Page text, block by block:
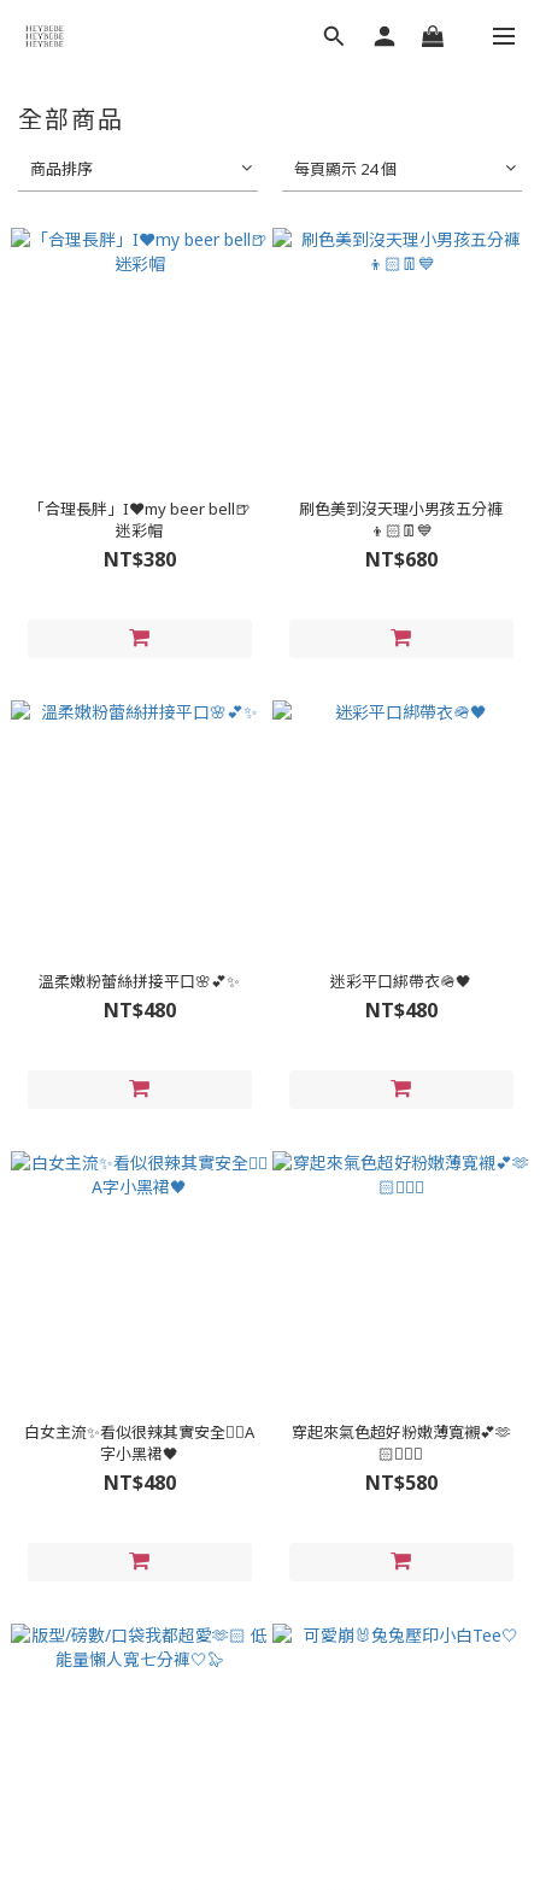
全部商品
商品排序 每頁顯示 24 個
「合理長胖」I❤my beer bell🍺
迷彩帽
NT$380
刷色美到沒天理小男孩五分褲
👦🏻👖💙
NT$680
溫柔嫩粉蕾絲拼接平口🌸💕✨
NT$480
迷彩平口綁帶衣🪖🖤
NT$480
白女主流✨看似很辣其實安全👌🏻A
字小黑裙🖤
NT$480
穿起來氣色超好粉嫩薄寬襯💕🫶
🏻🧏🏻‍♀
NT$580